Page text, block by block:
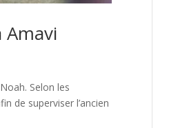
Amavi
Selon les
de superviser l’ancien